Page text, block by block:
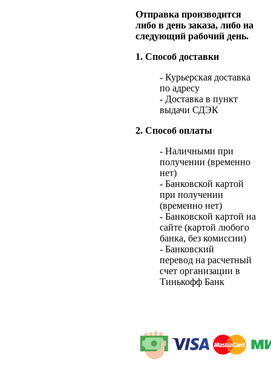
Отправка производится
либо в день заказа, либо на
следующий рабочий день.
1. Способ доставки
- Курьерская доставка
по адресу
- Доставка в пункт
выдачи СДЭК
2. Способ оплаты
- Наличными при
получении (временно
нет)
- Банковской картой
при получении
(временно нет)
- Банковской картой на
сайте (картой любого
банка, без комиссии)
- Банковский
перевод на расчетный
счет организации в
Тинькофф Банк